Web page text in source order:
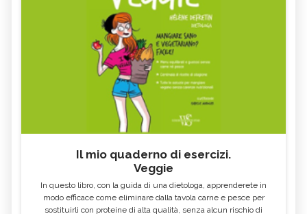
Il mio quaderno di esercizi.
Veggie
In questo libro, con la guida di una dietologa, apprenderete in
modo efficace come eliminare dalla tavola carne e pesce per
sostituirli con proteine di alta qualità, senza alcun rischio di